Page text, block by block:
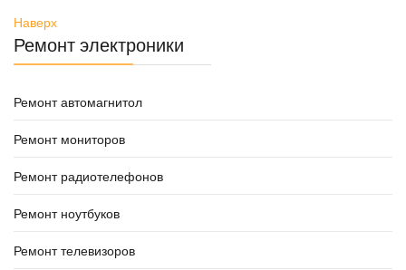
Наверх
Ремонт электроники
Ремонт автомагнитол
Ремонт мониторов
Ремонт радиотелефонов
Ремонт ноутбуков
Ремонт телевизоров